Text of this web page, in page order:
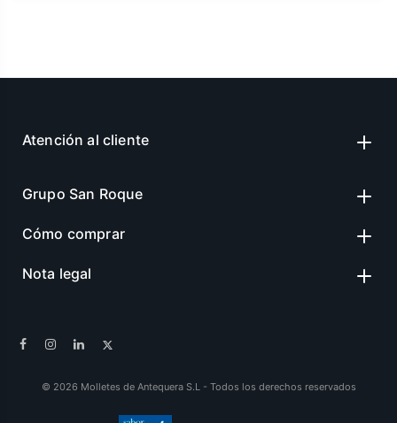
Atención al cliente
Grupo San Roque
Cómo comprar
Nota legal
© 2026 Molletes de Antequera S.L - Todos los derechos reservados